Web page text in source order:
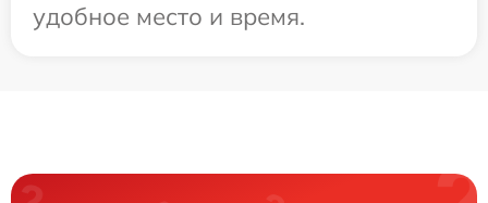
удобное место и время.